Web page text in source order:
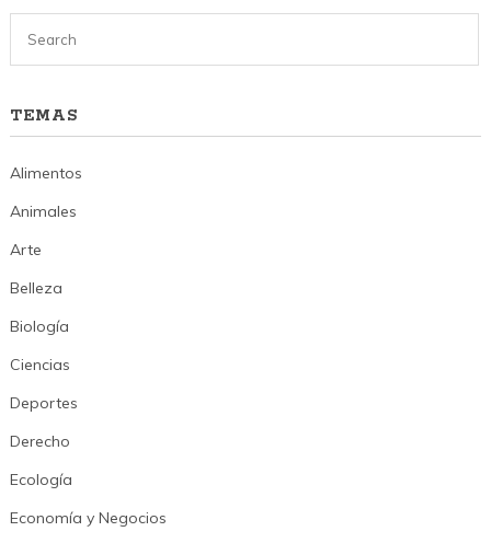
TEMAS
Alimentos
Animales
Arte
Belleza
Biología
Ciencias
Deportes
Derecho
Ecología
Economía y Negocios